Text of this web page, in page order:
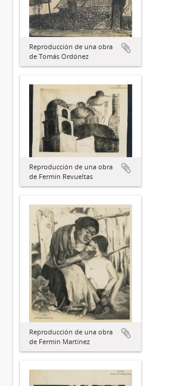
Reproducción de una obra
de Tomás Ordónez
Reproducción de una obra
de Fermín Revueltas
Reproducción de una obra
de Fermín Martínez